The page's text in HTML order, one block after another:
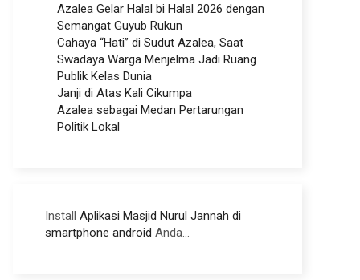
Azalea Gelar Halal bi Halal 2026 dengan
Semangat Guyub Rukun
Cahaya “Hati” di Sudut Azalea, Saat
Swadaya Warga Menjelma Jadi Ruang
Publik Kelas Dunia
Janji di Atas Kali Cikumpa
Azalea sebagai Medan Pertarungan
Politik Lokal
Install Aplikasi Masjid Nurul Jannah di
smartphone android Anda...